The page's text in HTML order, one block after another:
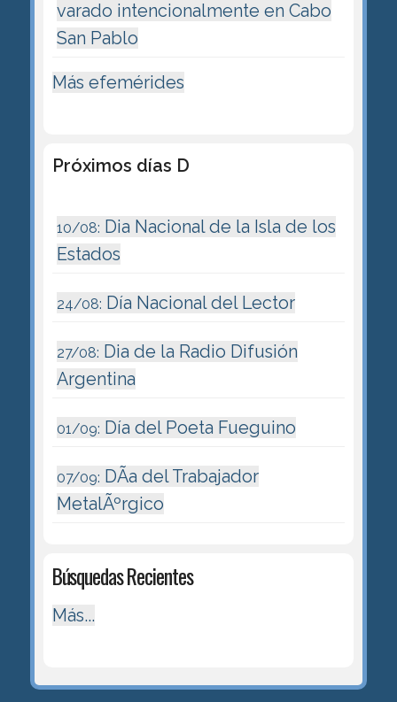
varado intencionalmente en Cabo
San Pablo
Más efemérides
Próximos días D
10/08: Dia Nacional de la Isla de los
Estados
24/08: Día Nacional del Lector
27/08: Dia de la Radio Difusión
Argentina
01/09: Día del Poeta Fueguino
07/09: DÃ­a del Trabajador
MetalÃºrgico
Búsquedas Recientes
Más...